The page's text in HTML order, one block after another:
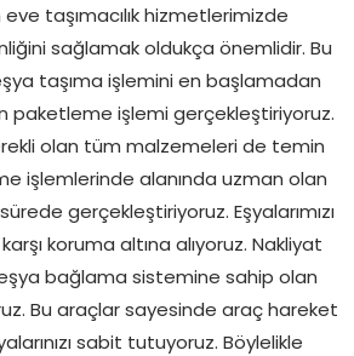
taşımacılık hizmetlerimizde
sağlamak oldukça önemlidir. Bu
taşıma işlemini en başlamadan
paketleme işlemi gerçekleştiriyoruz.
olan tüm malzemeleri de temin
işlemlerinde alanında uzman olan
gerçekleştiriyoruz. Eşyalarımızı
koruma altına alıyoruz. Nakliyat
bağlama sistemine sahip olan
Bu araçlar sayesinde araç hareket
sabit tutuyoruz. Böylelikle